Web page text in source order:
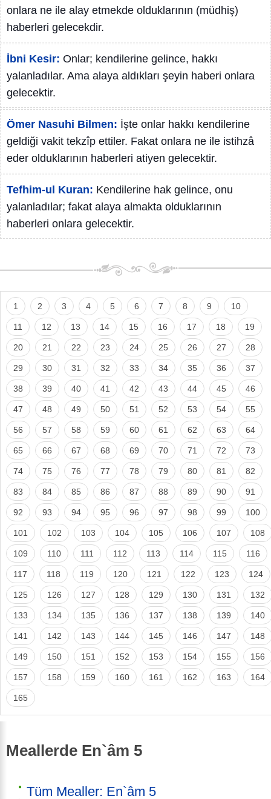
onlara ne ile alay etmekde olduklarının (müdhiş)
haberleri gelecekdir.
İbni Kesir: Onlar; kendilerine gelince, hakkı
yalanladılar. Ama alaya aldıkları şeyin haberi onlara
gelecektir.
Ömer Nasuhi Bilmen: İşte onlar hakkı kendilerine
geldiği vakit tekzîp ettiler. Fakat onlara ne ile istihzâ
eder olduklarının haberleri atiyen gelecektir.
Tefhim-ul Kuran: Kendilerine hak gelince, onu
yalanladılar; fakat alaya almakta olduklarının
haberleri onlara gelecektir.
1 2 3 4 5 6 7 8 9 10
11 12 13 14 15 16 17 18 19
20 21 22 23 24 25 26 27 28
29 30 31 32 33 34 35 36 37
38 39 40 41 42 43 44 45 46
47 48 49 50 51 52 53 54 55
56 57 58 59 60 61 62 63 64
65 66 67 68 69 70 71 72 73
74 75 76 77 78 79 80 81 82
83 84 85 86 87 88 89 90 91
92 93 94 95 96 97 98 99 100
101 102 103 104 105 106 107 108
109 110 111 112 113 114 115 116
117 118 119 120 121 122 123 124
125 126 127 128 129 130 131 132
133 134 135 136 137 138 139 140
141 142 143 144 145 146 147 148
149 150 151 152 153 154 155 156
157 158 159 160 161 162 163 164
165
Meallerde En`âm 5
Tüm Mealler: En`âm 5